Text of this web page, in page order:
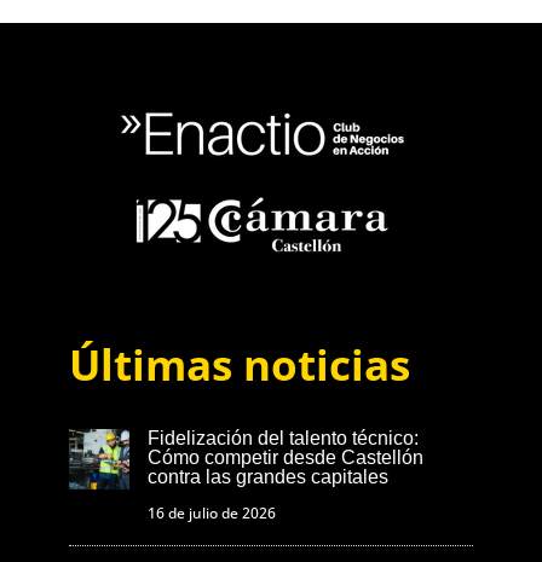
Últimas noticias
Fidelización del talento técnico:
Cómo competir desde Castellón
contra las grandes capitales
16 de julio de 2026